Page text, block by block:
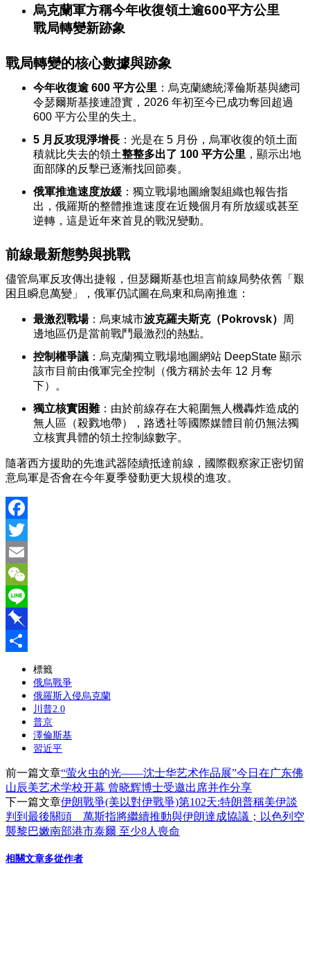
烏克蘭軍方稱今年收復領土逾600平方公里
戰局轉變新跡象
戰局轉變的核心數據與跡象
今年收復逾 600 平方公里 ：烏克蘭總統澤倫斯基與總司
令瑟爾斯基接連證實，2026 年初至今已成功奪回超過
600 平方公里的失土。
5 月反攻現淨增長 ：光是在 5 月份，烏軍收復的領土面
積就比失去的領土整整多出了 100 平方公里 ，顯示出地
面部隊的反擊已逐漸找回節奏。
俄軍推進速度放緩 ：獨立戰場地圖繪製組織也報告指
出，俄羅斯的整體推進速度在近幾個月有所放緩或甚至
逆轉，這是近年來首見的戰況變動。
前線最新態勢與挑戰
儘管烏軍反攻傳出捷報，但瑟爾斯基也坦言前線局勢依舊「艱
困且瞬息萬變」，俄軍仍試圖在烏東和烏南推進：
最激烈戰場：烏東城市波克羅夫斯克（Pokrovsk）
周
邊地區仍是當前戰鬥最激烈的熱點。
控制權爭議 ：烏克蘭獨立戰場地圖網站 DeepState 顯示
該市目前由俄軍完全控制（俄方稱於去年 12 月奪
下）。
獨立核實困難：由於前線存在大範圍無人機轟炸造成的
無人區（殺戮地帶）， 路透社等國際媒體目前仍無法獨
立核實具體的領土控制線數字。
隨著西方援助的先進武器陸續抵達前線，國際觀察家正密切留
意烏軍是否會在今年夏季發動更大規模的進攻。
Facebook
Twitter
Email
WeChat
Line
Pinboard
標籤
俄烏戰爭
俄羅斯入侵烏克蘭
川普2.0
普京
澤倫斯基
習近平
前一篇文章“萤火虫的光——沈士华艺术作品展”今日在广东佛
山辰美艺术学校开幕 曾晓辉博士受邀出席并作分享
下一篇文章伊朗戰爭(美以對伊戰爭)第102天:特朗普稱美伊談
判到最後關頭 萬斯指將繼續推動與伊朗達成協議；以色列空
襲黎巴嫩南部港市泰爾 至少8人喪命
相關文章多從作者